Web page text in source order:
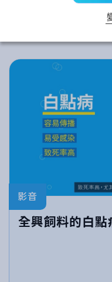
影音
全興飼料的白點